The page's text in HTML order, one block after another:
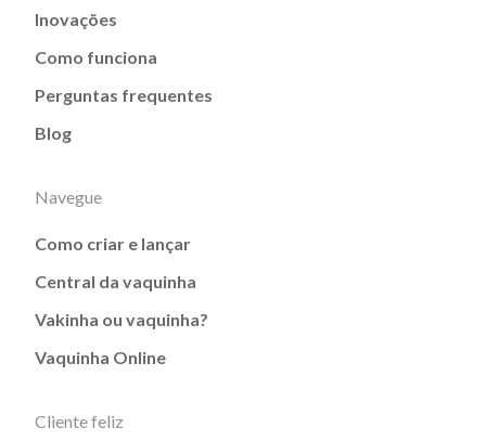
Inovações
Como funciona
Perguntas frequentes
Blog
Navegue
Como criar e lançar
Central da vaquinha
Vakinha ou vaquinha?
Vaquinha Online
Cliente feliz